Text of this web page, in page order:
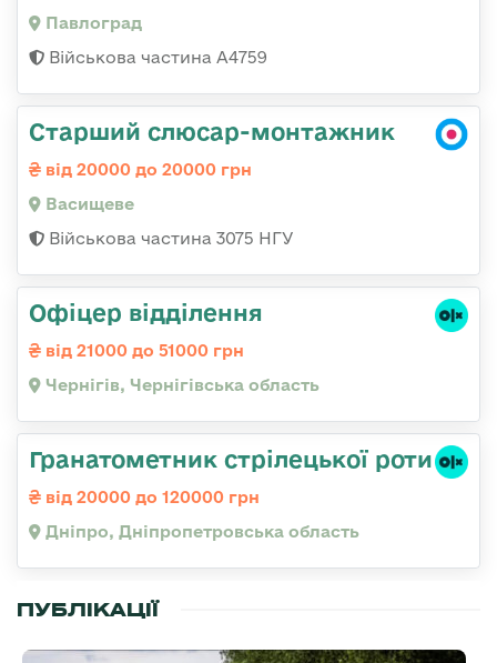
Павлоград
Військова частина А4759
Старший слюсар-монтажник
від 20000 до 20000 грн
Васищеве
Військова частина 3075 НГУ
Офіцер відділення
від 21000 до 51000 грн
Чернігів, Чернігівська область
Гранатометник стрілецької роти
від 20000 до 120000 грн
Дніпро, Дніпропетровська область
ПУБЛІКАЦІЇ